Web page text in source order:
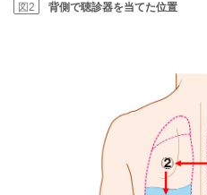
図2 背側で聴診器を当てた位置